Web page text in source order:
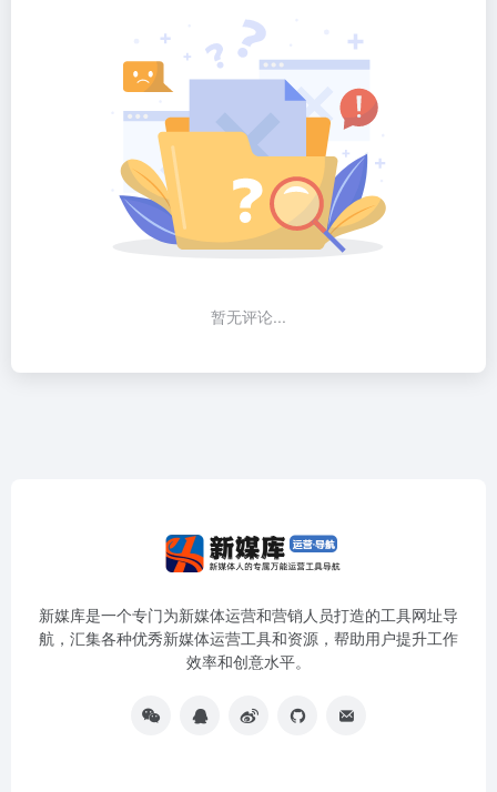
暂无评论...
新媒库是一个专门为新媒体运营和营销人员打造的工具网址导
航，汇集各种优秀新媒体运营工具和资源，帮助用户提升工作
效率和创意水平。